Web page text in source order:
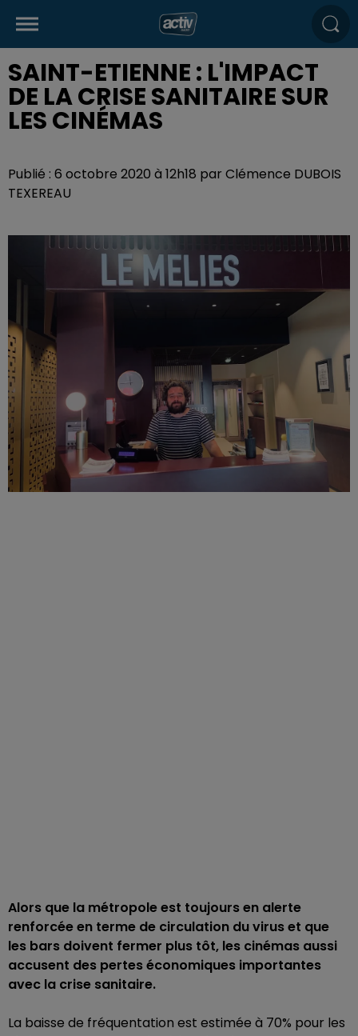
SAINT-ETIENNE : L'IMPACT
DE LA CRISE SANITAIRE SUR
LES CINÉMAS
Publié : 6 octobre 2020 à 12h18 par Clémence DUBOIS
TEXEREAU
Alors que la métropole est toujours en alerte
renforcée en terme de circulation du virus et que
les bars doivent fermer plus tôt, les cinémas aussi
accusent des pertes économiques importantes
avec la crise sanitaire.
La baisse de fréquentation est estimée à 70% pour les